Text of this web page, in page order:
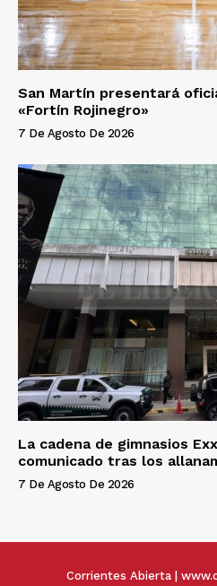
San Martín presentará
«Fortín Rojinegro»
7 De Agosto De 2026
La cadena de gimnasios
comunicado tras los
7 De Agosto De 2026
Corrientes Abierta |